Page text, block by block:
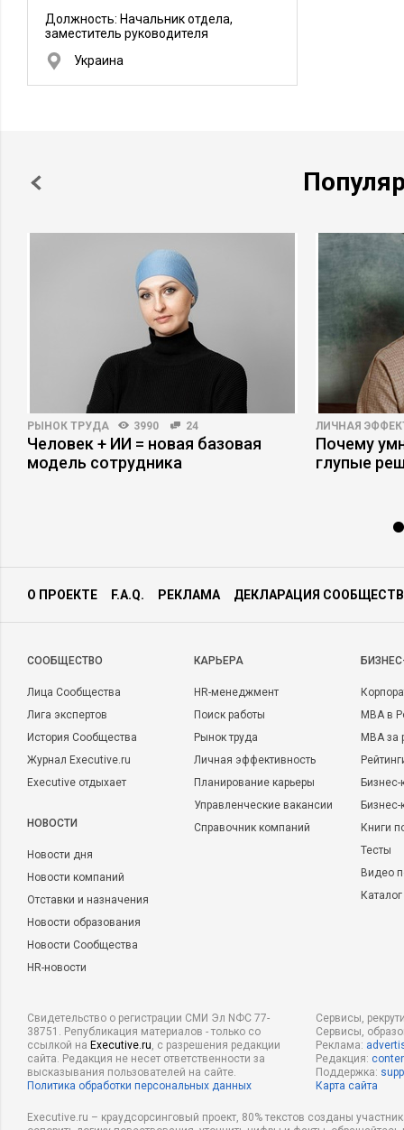
Должность: Начальник отдела,
заместитель руководителя
Украина
РЫНОК ТРУДА 3990 24
Человек + ИИ = новая базовая
модель сотрудника
ЛИЧНАЯ
Почему
глупые
О ПРОЕКТЕ F.A.Q. РЕКЛАМА ДЕКЛАРАЦИЯ
CООБЩЕСТВО
Лица Сообщества
Лига экспертов
История Сообщества
Журнал Executive.ru
Executive отдыхает
НОВОСТИ
Новости дня
Новости компаний
Отставки и назначения
Новости образования
Новости Сообщества
HR-новости
КАРЬЕРА
HR-менеджмент
Поиск работы
Рынок труда
Личная эффективность
Планирование карьеры
Управленческие вакансии
Справочник компаний
MBA в
MBA
Бизнес-
Книги
Тесты
Видео
Свидетельство о регистрации СМИ Эл NФС 77-
38751. Републикация материалов - только со
ссылкой на Executive.ru, с разрешения редакции
сайта. Редакция не несет ответственности за
высказывания пользователей на сайте.
Политика обработки персональных данных
Сервисы,
Сервисы,
Реклама:
Редакция:
Поддержка:
Карта сайта
Executive.ru – краудсорсинговый проект, 80% текстов созданы